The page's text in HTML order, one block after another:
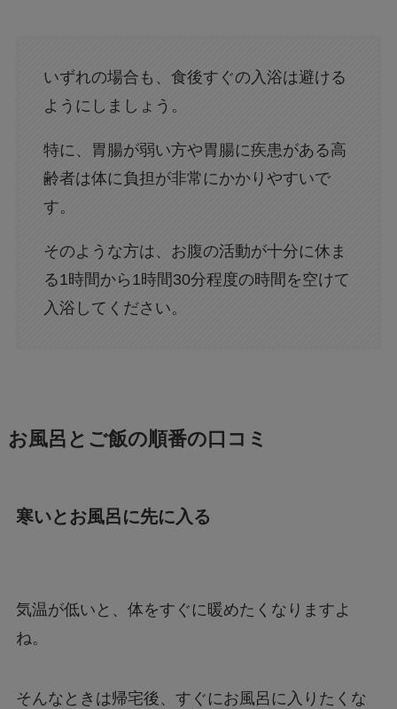
いずれの場合も、食後すぐの入浴は避ける
ようにしましょう。
特に、胃腸が弱い方や胃腸に疾患がある高
齢者は体に負担が非常にかかりやすいで
す。
そのような方は、お腹の活動が十分に休ま
る1時間から1時間30分程度の時間を空けて
入浴してください。
お風呂とご飯の順番の口コミ
寒いとお風呂に先に入る
気温が低いと、体をすぐに暖めたくなりますよ
ね。
そんなときは帰宅後、すぐにお風呂に入りたくな